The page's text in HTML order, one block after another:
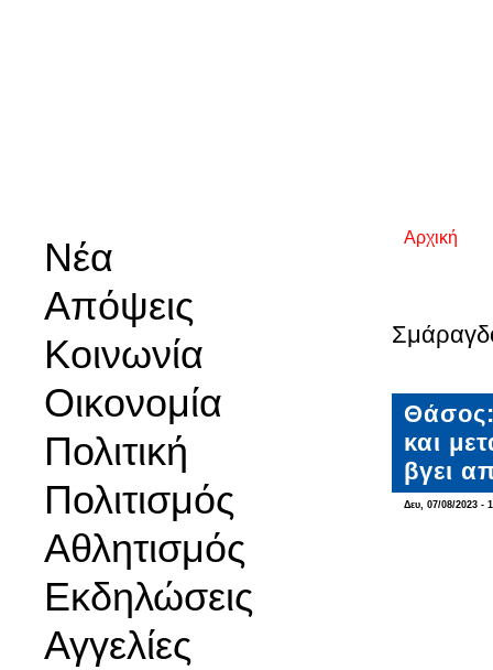
Νέα
Απόψεις
Κοινωνία
Οικονομία
Πολιτική
Πολιτισμός
Αθλητισμός
Εκδηλώσεις
Αγγελίες
Είστε
Αρχική
και
βγει
Δευ, 07/08/2023 -